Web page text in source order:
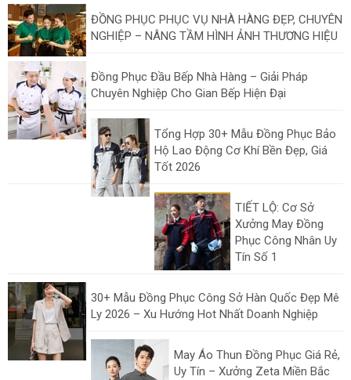
ĐỒNG PHỤC PHỤC VỤ NHÀ HÀNG ĐẸP, CHUYÊN
NGHIỆP – NÂNG TẦM HÌNH ẢNH THƯƠNG HIỆU
Đồng Phục Đầu Bếp Nhà Hàng – Giải Pháp
Chuyên Nghiệp Cho Gian Bếp Hiện Đại
Tổng Hợp 30+ Mẫu Đồng Phục Bảo
Hộ Lao Động Cơ Khí Bền Đẹp, Giá
Tốt 2026
TIẾT LỘ: Cơ Sở
Xưởng May Đồng
Phục Công Nhân Uy
Tín Số 1
30+ Mẫu Đồng Phục Công Sở Hàn Quốc Đẹp Mê
Ly 2026 – Xu Hướng Hot Nhất Doanh Nghiệp
May Áo Thun Đồng Phục Giá Rẻ,
Uy Tín – Xưởng Zeta Miền Bắc